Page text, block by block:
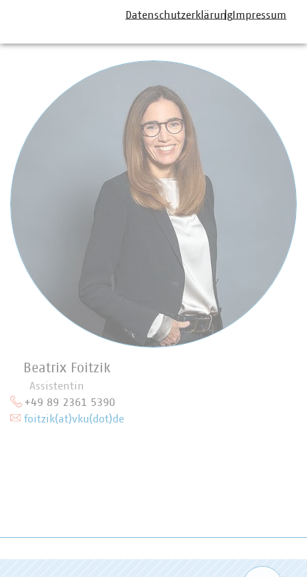
Beatrix Foitzik
Assistentin
+49 89 2361 5390
foitzik(at)vku(dot)de
DatenschutzerklärungImpressum